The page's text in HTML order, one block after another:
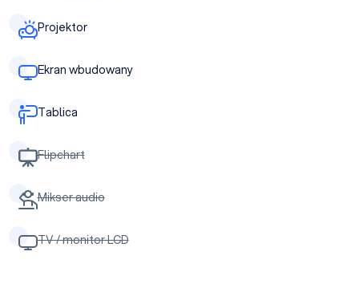
Projektor
Ekran wbudowany
Tablica
Flipchart
Mikser audio
TV / monitor LCD